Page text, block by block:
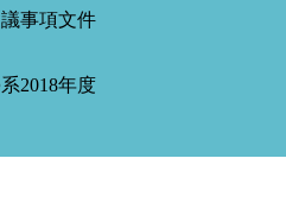
事項文件
2018年度